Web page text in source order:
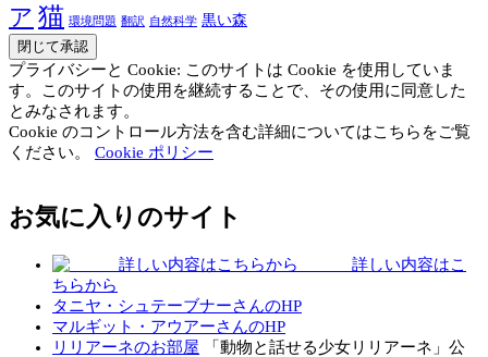
ア 猫 環境問題 翻訳 自然科学 黒い森
プライバシーと Cookie: このサイトは Cookie を使用していま
す。このサイトの使用を継続することで、その使用に同意した
とみなされます。
Cookie のコントロール方法を含む詳細についてはこちらをご覧
ください。 Cookie ポリシー
お気に入りのサイト
詳しい内容はこ
ちらから
タニヤ・シュテーブナーさんのHP
マルギット・アウアーさんのHP
リリアーネのお部屋 「動物と話せる少女リリアーネ」公